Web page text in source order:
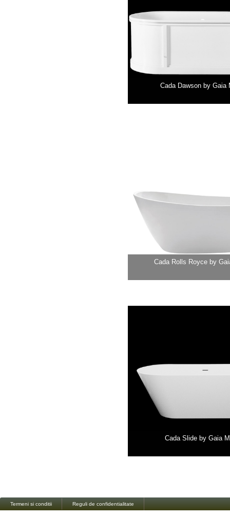
Cada Dawson by Gaia
Cada Rolls Royce by
Cada Slide by Gaia
Termeni si conditii Reguli de confidentialitate